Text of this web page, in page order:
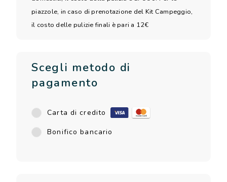
piazzole, in caso di prenotazione del Kit Campeggio,
il costo delle pulizie finali è pari a 12€
Scegli metodo di
pagamento
Carta di credito
Bonifico bancario